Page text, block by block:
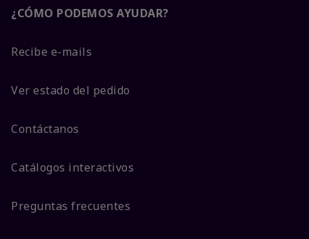
¿CÓMO PODEMOS AYUDAR?
Recibe e-mails
Ver estado del pedido
Contáctanos
Catálogos interactivos
Preguntas frecuentes